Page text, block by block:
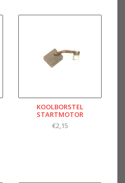
KOOLBORSTEL
STARTMOTOR
€2,15